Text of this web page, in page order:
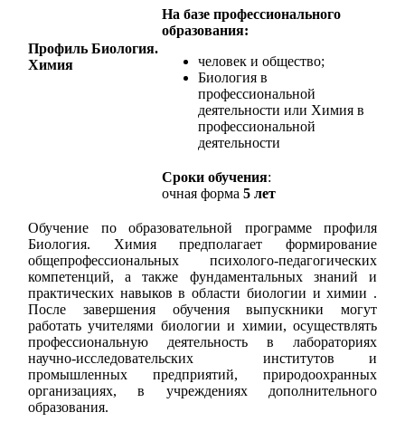
Профиль Биология.
Химия
На базе профессионального
образования:
человек и общество;
Биология в
профессиональной
деятельности или Химия в
профессиональной
деятельности
Сроки обучения:
очная форма 5 лет
Обучение по образовательной программе профиля
Биология. Химия предполагает формирование
общепрофессиональных психолого-педагогических
компетенций, а также фундаментальных знаний и
практических навыков в области биологии и химии .
После завершения обучения выпускники могут
работать учителями биологии и химии, осуществлять
профессиональную деятельность в лабораториях
научно-исследовательских институтов и
промышленных предприятий, природоохранных
организациях, в учреждениях дополнительного
образования.